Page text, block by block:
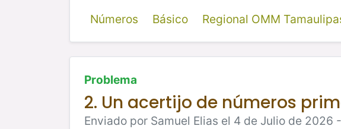
Números Básico Regional OMM
Problema
2. Un acertijo de números
Enviado por Samuel Elias el 4 de Julio de 2026